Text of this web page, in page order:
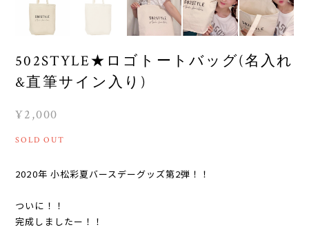
502STYLE★ロゴトートバッグ(名入れ
&直筆サイン入り)
¥2,000
SOLD OUT
2020年 小松彩夏バースデーグッズ第2弾！！
ついに！！
完成しましたー！！